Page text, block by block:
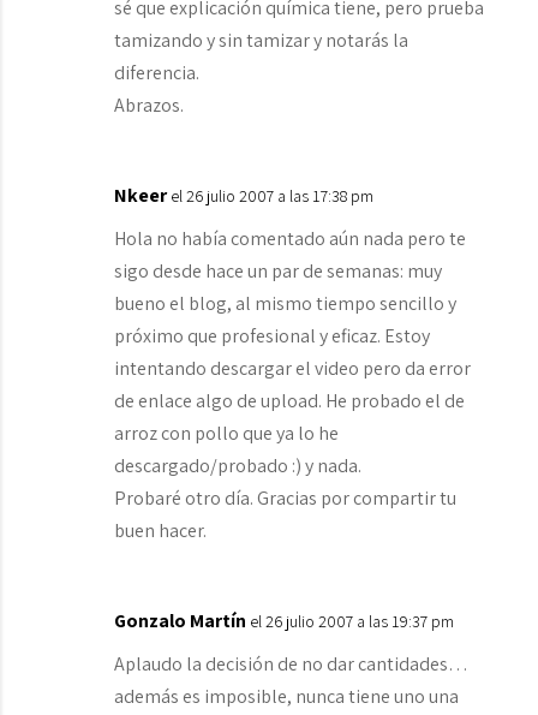
sé que explicación química tiene, pero prueba
tamizando y sin tamizar y notarás la
diferencia.
Abrazos.
Nkeer el 26 julio 2007 a las 17:38 pm
Hola no había comentado aún nada pero te
sigo desde hace un par de semanas: muy
bueno el blog, al mismo tiempo sencillo y
próximo que profesional y eficaz. Estoy
intentando descargar el video pero da error
de enlace algo de upload. He probado el de
arroz con pollo que ya lo he
descargado/probado :) y nada.
Probaré otro día. Gracias por compartir tu
buen hacer.
Gonzalo Martín el 26 julio 2007 a las 19:37 pm
Aplaudo la decisión de no dar cantidades…
además es imposible, nunca tiene uno una